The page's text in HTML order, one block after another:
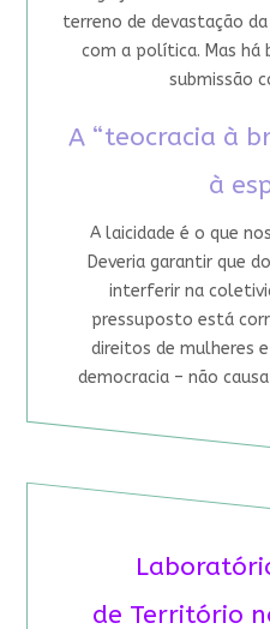
terreno de devastação
com a política. Mas há
submissão
A “teocracia à
à
A laicidade é o que
Deveria garantir que
interferir na
pressuposto está
direitos de mulheres
democracia – não
de Território